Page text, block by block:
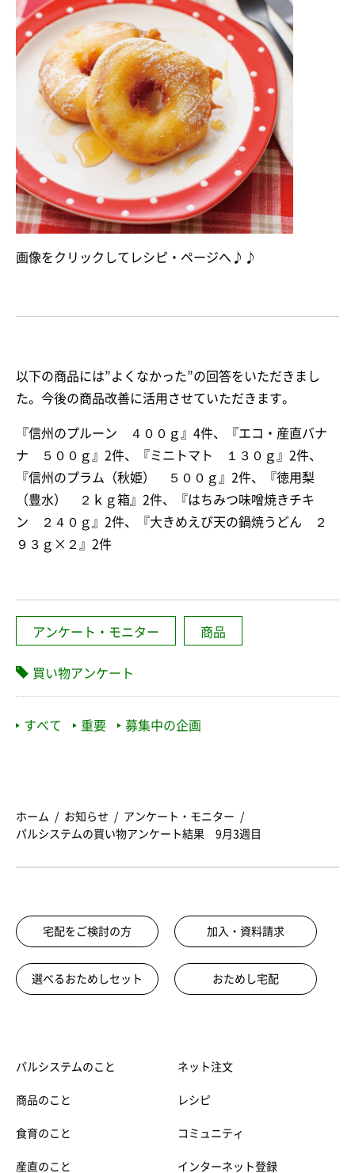
画像をクリックしてレシピ・ページへ♪♪
以下の商品には”よくなかった”の回答をいただきまし
た。今後の商品改善に活用させていただきます。
『信州のプルーン ４００ｇ』4件、『エコ・産直バナ
ナ ５００ｇ』2件、『ミニトマト １３０ｇ』2件、
『信州のプラム（秋姫） ５００ｇ』2件、『徳用梨
（豊水） ２ｋｇ箱』2件、『はちみつ味噌焼きチキ
ン ２４０ｇ』2件、『大きめえび天の鍋焼うどん ２
９３ｇ×２』2件
アンケート・モニター 商品
買い物アンケート
すべて 重要 募集中の企画
ホーム お知らせ
アンケート・モニター
パルシステムの買い物アンケート結果 9月3週目
宅配をご検討の方 加入・資料請求
選べるおためしセット おためし宅配
パルシステムのこと
商品のこと
食育のこと
産直のこと
ネット注文
レシピ
コミュニティ
インターネット登録